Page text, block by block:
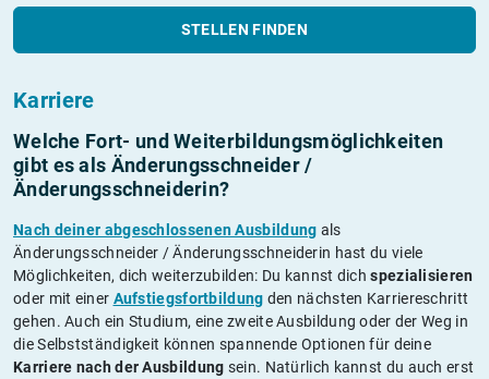
STELLEN FINDEN
Karriere
Welche Fort- und Weiterbildungs­möglichkeiten
gibt es als Änderungsschneider /
Änderungsschneiderin?
Nach deiner abgeschlossenen Ausbildung als
Änderungsschneider / Änderungsschneiderin hast du viele
Möglichkeiten, dich weiterzubilden: Du kannst dichspezialisieren
oder mit einer Aufstiegsfortbildung den nächsten Karriereschritt
gehen. Auch ein Studium, eine zweite Ausbildung oder der Weg in
die Selbstständigkeit können spannende Optionen für deine
Karriere nach der Ausbildung sein. Natürlich kannst du auch erst